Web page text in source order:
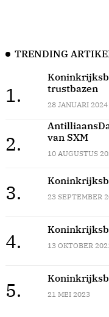
TRENDING
1.
trustbazen
28 JANUARI 2024
2.
van SXM
10 AUGUSTUS
3. 23 SEPTEMBER
4. 13 OKTOBER
5. 21 MEI 2023